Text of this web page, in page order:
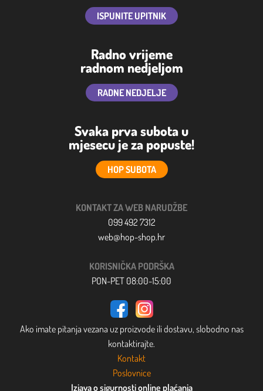
ISPUNITE UPITNIK
Radno vrijeme
radnom nedjeljom
RADNE NEDJELJE
Svaka prva subota u
mjesecu je za popuste!
HOP SUBOTA
KONTAKT ZA WEB NARUDŽBE
099 492 7312
web@hop-shop.hr
KORISNIČKA PODRŠKA
PON-PET 08:00-15:00
Ako imate pitanja vezana uz proizvode ili dostavu, slobodno nas
kontaktirajte.
Kontakt
Poslovnice
Izjava o sigurnosti online plaćanja